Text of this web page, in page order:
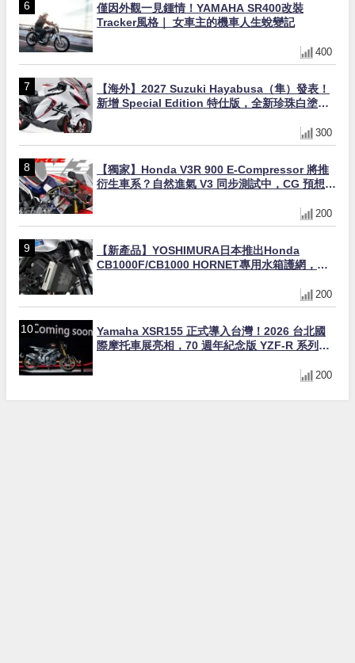
僅因外觀一見鍾情！YAMAHA SR400改裝
Tracker風格｜ 女車主的機車人生蛻變記
400
【海外】2027 Suzuki Hayabusa（隼）發表！
新增 Special Edition 特仕版，全新珍珠白塗裝
300
【獨家】Honda V3R 900 E-Compressor 將推
衍生車系？自然進氣 V3 同步測試中，CG 預想曝
200
【新產品】YOSHIMURA日本推出Honda
CB1000F/CB1000 HORNET專用水箱護網，六
200
Yamaha XSR155 正式導入台灣！2026 台北國
際摩托車展亮相，70 週年紀念版 YZF-R 系列限
200